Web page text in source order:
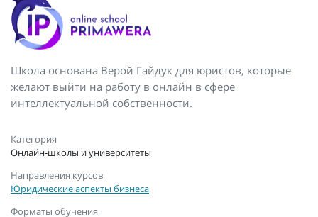
Школа основана Верой Гайдук для юристов, которые
желают выйти на работу в онлайн в сфере
интеллектуальной собственности.
Категория
Онлайн-школы и университеты
Направления курсов
Юридические аспекты бизнеса
Форматы обучения